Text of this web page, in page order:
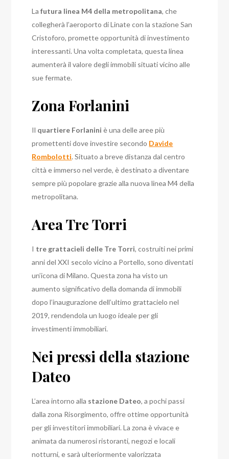
Lafutura linea M4 della metropolitana, che
collegherà l’aeroporto di Linate con la stazione San
Cristoforo, promette opportunità di investimento
interessanti. Una volta completata, questa linea
aumenterà il valore degli immobili situati vicino alle
sue fermate.
Zona Forlanini
Il quartiere Forlanini è una delle aree più
promettenti dove investire secondo Davide
Rombolotti. Situato a breve distanza dal centro
città e immerso nel verde, è destinato a diventare
sempre più popolare grazie alla nuova linea M4 della
metropolitana.
Area Tre Torri
I tre grattacieli delle Tre Torri, costruiti nei primi
anni del XXI secolo vicino a Portello, sono diventati
un’icona di Milano. Questa zona ha visto un
aumento significativo della domanda di immobili
dopo l’inaugurazione dell’ultimo grattacielo nel
2019, rendendola un luogo ideale per gli
investimenti immobiliari.
Nei pressi della stazione
Dateo
L’area intorno alla stazione Dateo, a pochi passi
dalla zona Risorgimento, offre ottime opportunità
per gli investitori immobiliari. La zona è vivace e
animata da numerosi ristoranti, negozi e locali
notturni, e sarà ulteriormente valorizzata